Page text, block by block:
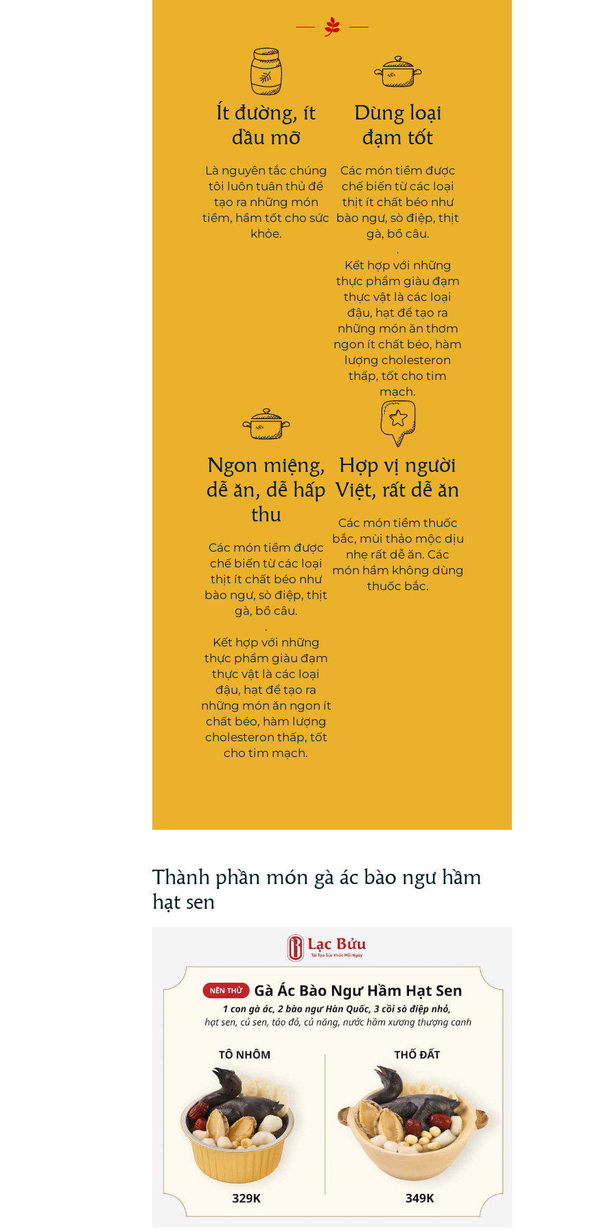
Ít đường, ít
dầu mỡ
Là nguyên tắc chúng
tôi luôn tuân thủ để
tạo ra những món
tiềm, hầm tốt cho sức
khỏe.
Dùng loại
đạm tốt
Các món tiềm được
chế biến từ các loại
thịt ít chất béo như
bào ngư, sò điệp, thịt
gà, bồ câu.
.
Kết hợp với những
thực phẩm giàu đạm
thực vật là các loại
đậu, hạt để tạo ra
những món ăn thơm
ngon ít chất béo, hàm
lượng cholesteron
thấp, tốt cho tim
mạch.
Ngon miệng,
dễ ăn, dễ hấp
thu
Các món tiềm được
chế biến từ các loại
thịt ít chất béo như
bào ngư, sò điệp, thịt
gà, bồ câu.
.
Kết hợp với những
thực phẩm giàu đạm
thực vật là các loại
đậu, hạt để tạo ra
những món ăn ngon ít
chất béo, hàm lượng
cholesteron thấp, tốt
cho tim mạch.
Hợp vị người
Việt, rất dễ ăn
Các món tiềm thuốc
bắc, mùi thảo mộc dịu
nhẹ rất dễ ăn. Các
món hầm không dùng
thuốc bắc.
Thành phần món gà ác bào ngư hầm
hạt sen